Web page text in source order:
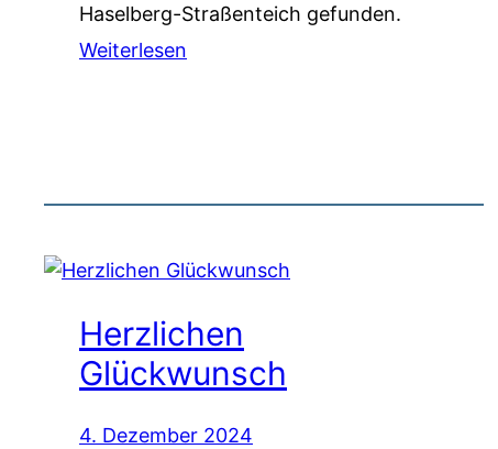
Haselberg-Straßenteich gefunden.
Weiterlesen
Herzlichen
Glückwunsch
4. Dezember 2024